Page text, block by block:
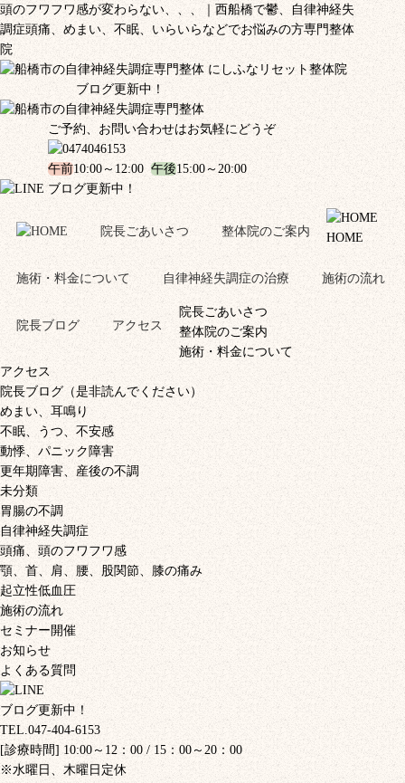
頭のフワフワ感が変わらない、、、｜西船橋で鬱、自律神経失
調症頭痛、めまい、不眠、いらいらなどでお悩みの方専門整体
院
ブログ更新中！
ご予約、お問い合わせはお気軽にどうぞ
午前10:00～12:00 午後15:00～20:00
ブログ更新中！
院長ごあいさつ 整体院のご案内
施術・料金について 自律神経失調症の治療 施術の流れ
院長ブログ アクセス
HOME
院長ごあいさつ
整体院のご案内
施術・料金について
アクセス
院長ブログ（是非読んでください）
めまい、耳鳴り
不眠、うつ、不安感
動悸、パニック障害
更年期障害、産後の不調
未分類
胃腸の不調
自律神経失調症
頭痛、頭のフワフワ感
顎、首、肩、腰、股関節、膝の痛み
起立性低血圧
施術の流れ
セミナー開催
お知らせ
よくある質問
ブログ更新中！
TEL.047-404-6153
[診療時間] 10:00～12：00 / 15：00～20：00
※水曜日、木曜日定休